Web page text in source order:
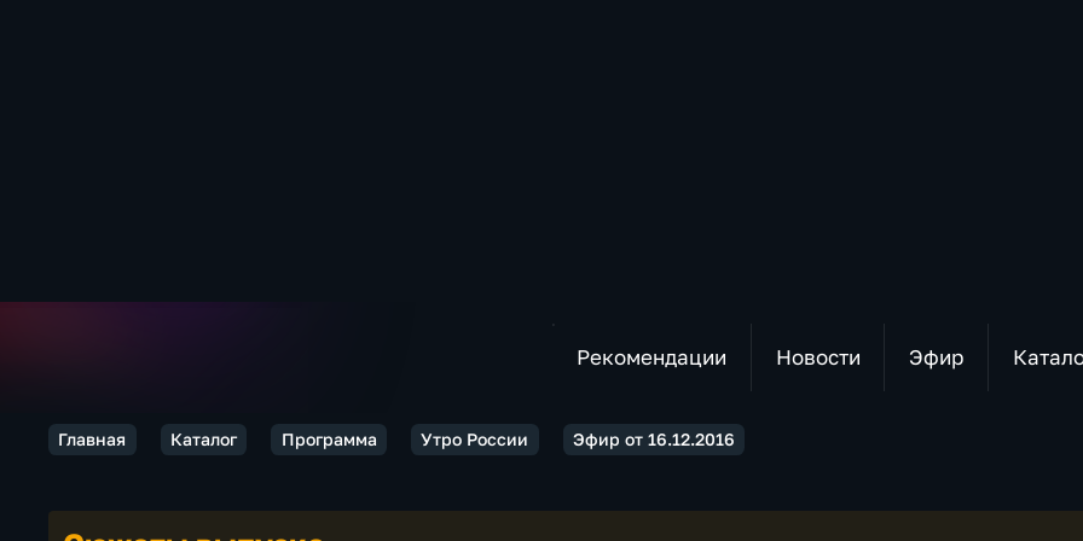
Рекомендации Новости Эфир
Главная Каталог Программа Утро России Эфир от 16.12.2016